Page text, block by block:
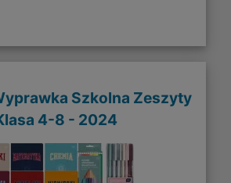
Szkolna Zeszyty
4-8 - 2024